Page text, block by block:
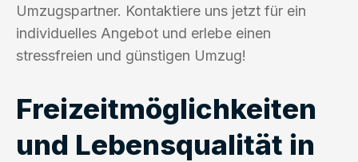
Umzugspartner. Kontaktiere uns jetzt für ein
individuelles Angebot und erlebe einen
stressfreien und günstigen Umzug!
Freizeitmöglichkeiten
und Lebensqualität in